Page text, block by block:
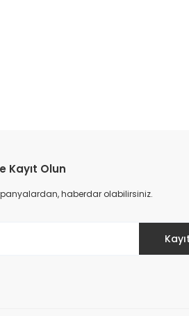
Kayıt Olun
haberdar olabilirsiniz.